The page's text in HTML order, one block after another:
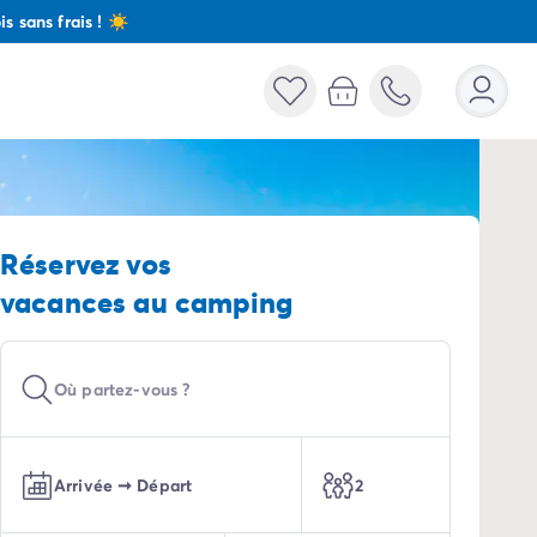
sans frais ! ☀️
Réservez vos
vacances au camping
Fenêtre de dialogue fermée
Où partez-vous ?
Arrivée ➞ Départ 2